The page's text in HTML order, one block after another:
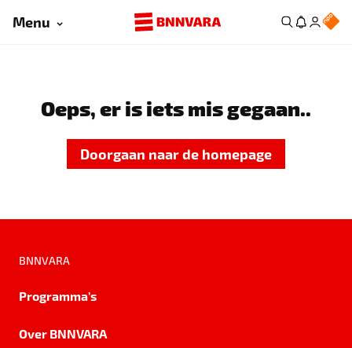
Menu
Oeps, er is iets mis gegaan..
Doorgaan naar de homepage
BNNVARA
Programma's
Over BNNVARA